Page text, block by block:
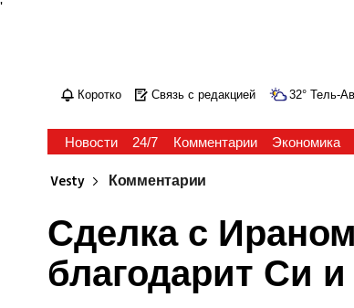
'
Коротко Связь с редакцией 32° Тель-
Новости 24/7 Комментарии Экономика
Vesty Комментарии
Сделка с
благодарит Си и